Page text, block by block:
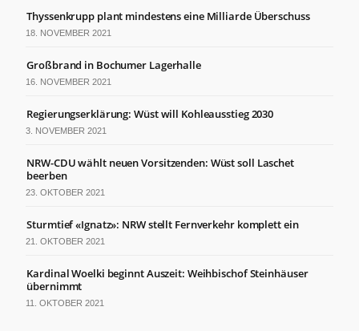
Thyssenkrupp plant mindestens eine Milliarde Überschuss
18. NOVEMBER 2021
Großbrand in Bochumer Lagerhalle
16. NOVEMBER 2021
Regierungserklärung: Wüst will Kohleausstieg 2030
3. NOVEMBER 2021
NRW-CDU wählt neuen Vorsitzenden: Wüst soll Laschet
beerben
23. OKTOBER 2021
Sturmtief «Ignatz»: NRW stellt Fernverkehr komplett ein
21. OKTOBER 2021
Kardinal Woelki beginnt Auszeit: Weihbischof Steinhäuser
übernimmt
11. OKTOBER 2021